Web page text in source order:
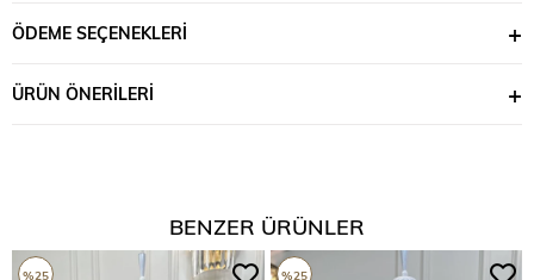
ÖDEME SEÇENEKLERI
ÜRÜN ÖNERILERI
BENZER ÜRÜNLER
%25 %25